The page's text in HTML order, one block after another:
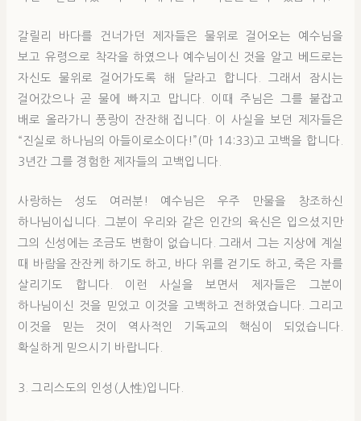
갈릴리 바다를 건너가던 제자들은 물위로 걸어오는 예수님을
보고 유령으로 착각을 하였으나 예수님이신 것을 알고 베드로는
자신도 물위로 걸어가도록 해 달라고 합니다. 그래서 잠시는
걸어갔으나 곧 물에 빠지고 맙니다. 이때 주님은 그를 붙잡고
배로 올라가니 풍랑이 잔잔해 집니다. 이 사실을 보던 제자들은
“진실로 하나님의 아들이로소이다!”(마 14:33)고 고백을 합니다.
3년간 그를 경험한 제자들의 고백입니다.
사랑하는 성도 여러분! 예수님은 우주 만물을 창조하신
하나님이십니다. 그분이 우리와 같은 인간의 육신은 입으셨지만
그의 신성에는 조금도 변함이 없습니다. 그래서 그는 지상에 계실
때 바람을 잔잔케 하기도 하고, 바다 위를 걷기도 하고, 죽은 자를
살리기도 합니다. 이런 사실을 보면서 제자들은 그분이
하나님이신 것을 믿었고 이것을 고백하고 전하였습니다. 그리고
이것을 믿는 것이 역사적인 기독교의 핵심이 되었습니다.
확실하게 믿으시기 바랍니다.
3. 그리스도의 인성(人性)입니다.